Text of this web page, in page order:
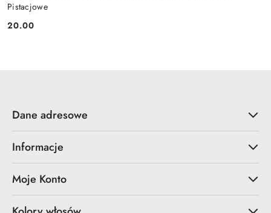
Pistacjowe
Cena:
20.00
Dane adresowe
Informacje
Moje Konto